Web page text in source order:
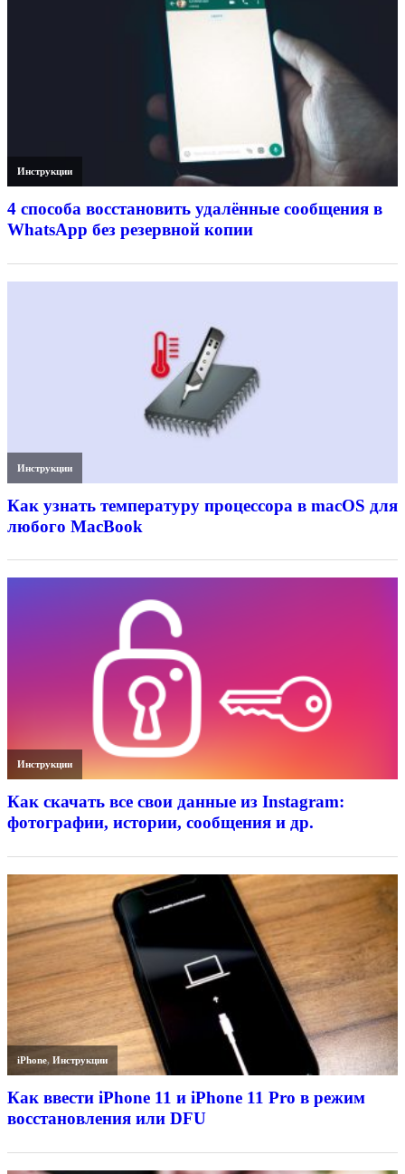
Инструкции
4 способа восстановить удалённые сообщения в
WhatsApp без резервной копии
Инструкции
Как узнать температуру процессора в macOS для
любого MacBook
Инструкции
Как скачать все свои данные из Instagram:
фотографии, истории, сообщения и др.
iPhone,Инструкции
Как ввести iPhone 11 и iPhone 11 Pro в режим
восстановления или DFU